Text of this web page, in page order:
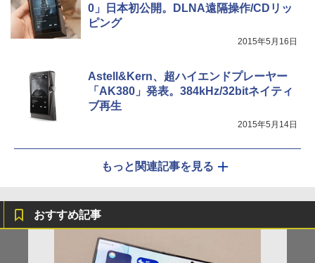
0」日本初公開。DLNA遠隔操作/CDリッ
ピング
2015年5月16日
Astell&Kern、超ハイエンドプレーヤー
「AK380」発表。384kHz/32bitネイティ
ブ再生
2015年5月14日
もっと関連記事を見る
おすすめ記事